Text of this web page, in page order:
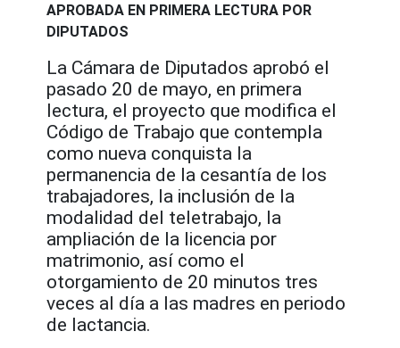
APROBADA EN PRIMERA LECTURA POR
DIPUTADOS
La Cámara de Diputados aprobó el
pasado 20 de mayo, en primera
lectura, el proyecto que modifica el
Código de Trabajo que contempla
como nueva conquista la
permanencia de la cesantía de los
trabajadores, la inclusión de la
modalidad del teletrabajo, la
ampliación de la licencia por
matrimonio, así como el
otorgamiento de 20 minutos tres
veces al día a las madres en periodo
de lactancia.